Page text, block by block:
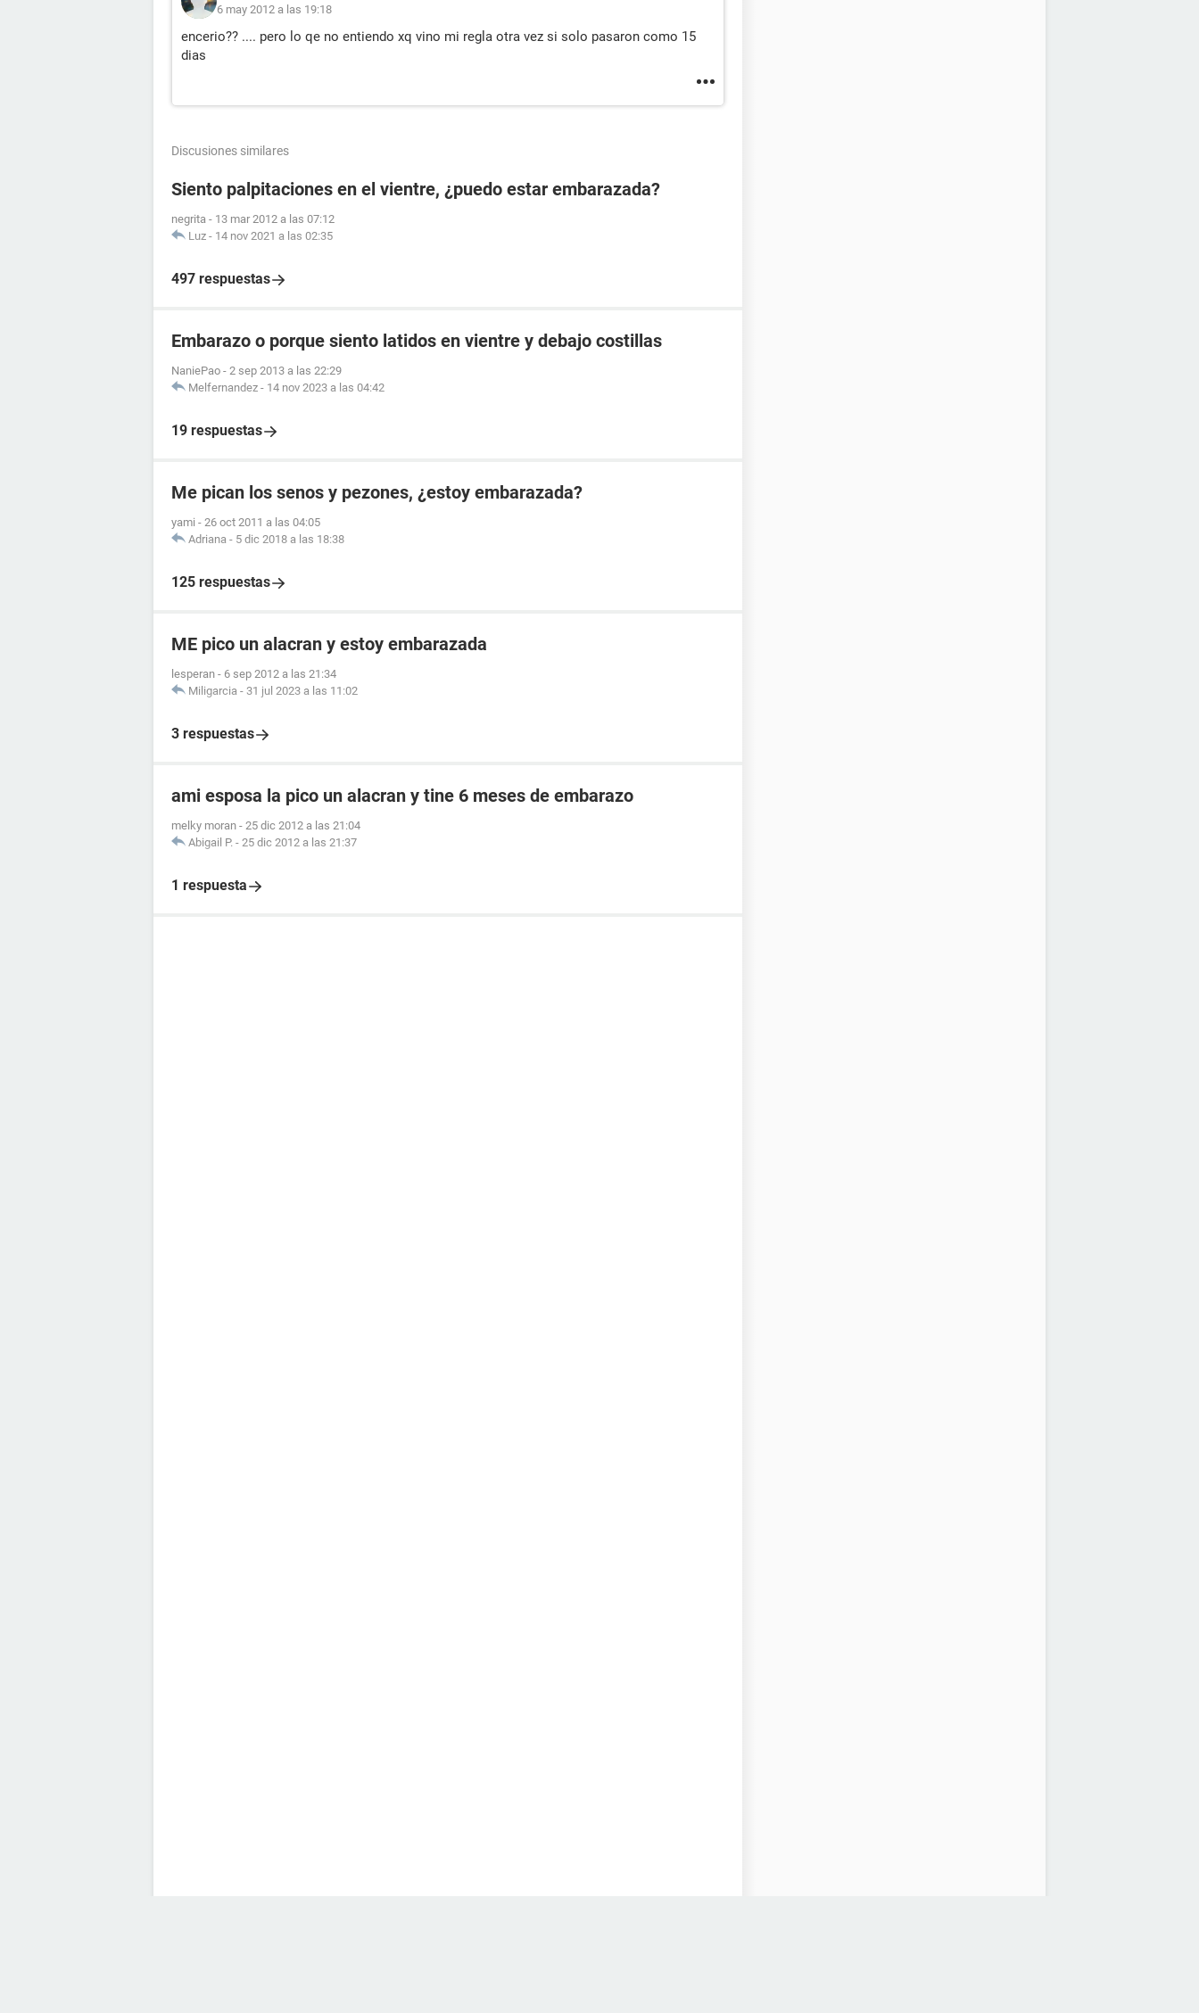
6 may 2012 a las 19:18
encerio?? .... pero lo qe no entiendo xq vino mi regla otra vez si solo pasaron como 15
dias
Discusiones similares
Siento palpitaciones en el vientre, ¿puedo estar embarazada?
negrita - 13 mar 2012 a las 07:12
Luz - 14 nov 2021 a las 02:35
497 respuestas
Embarazo o porque siento latidos en vientre y debajo costillas
NaniePao - 2 sep 2013 a las 22:29
Melfernandez - 14 nov 2023 a las 04:42
19 respuestas
Me pican los senos y pezones, ¿estoy embarazada?
yami - 26 oct 2011 a las 04:05
Adriana - 5 dic 2018 a las 18:38
125 respuestas
ME pico un alacran y estoy embarazada
lesperan - 6 sep 2012 a las 21:34
Miligarcia - 31 jul 2023 a las 11:02
3 respuestas
ami esposa la pico un alacran y tine 6 meses de embarazo
melky moran - 25 dic 2012 a las 21:04
Abigail P. - 25 dic 2012 a las 21:37
1 respuesta